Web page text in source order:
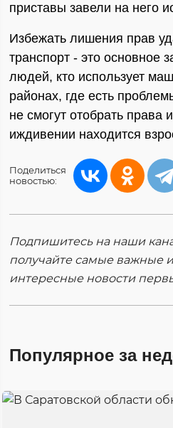
приставы завели на него
Избежать лишения прав
транспорт - это основное
людей, кто использует
районах, где есть
не смогут отобрать
иждивении находится
Поделиться
новостью:
Подпишитесь на наши
получайте самые важные и
интересные новости
Популярное за